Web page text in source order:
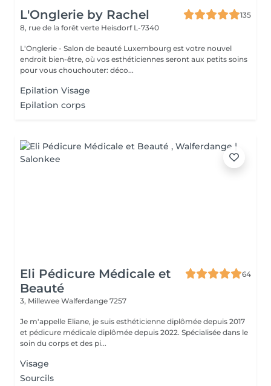
L'Onglerie by Rachel
135
8, rue de la forêt verte Heisdorf L-7340
L'Onglerie - Salon de beauté Luxembourg est votre nouvel
endroit bien-être, où vos esthéticiennes seront aux petits soins
pour vous chouchouter: déco...
Epilation Visage
Epilation corps
Eli Pédicure Médicale et
Beauté
64
3, Millewee Walferdange 7257
Je m'appelle Eliane, je suis esthéticienne diplômée depuis 2017
et pédicure médicale diplômée depuis 2022. Spécialisée dans le
soin du corps et des pi...
Visage
Sourcils